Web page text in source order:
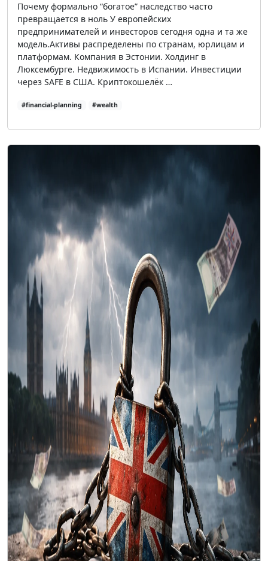
Почему формально “богатое” наследство часто
превращается в ноль У европейских
предпринимателей и инвесторов сегодня одна и та же
модель.Активы распределены по странам, юрлицам и
платформам. Компания в Эстонии. Холдинг в
Люксембурге. Недвижимость в Испании. Инвестиции
через SAFE в США. Криптокошелёк …
#financial-planning #wealth